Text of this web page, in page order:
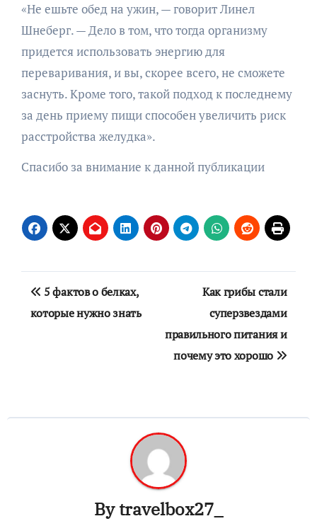
«Не ешьте обед на ужин, — говорит Линел
Шнеберг. — Дело в том, что тогда организму
придется использовать энергию для
переваривания, и вы, скорее всего, не сможете
заснуть. Кроме того, такой подход к последнему
за день приему пищи способен увеличить риск
расстройства желудка».
Спасибо за внимание к данной публикации
Навигация
по
5 фактов о белках,
которые нужно знать
Как грибы стали
суперзвездами
правильного питания и
почему это хорошо
Bytravelbox27_